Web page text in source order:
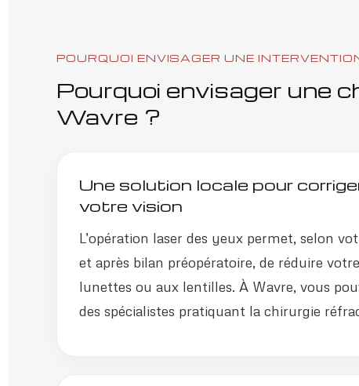
POURQUOI ENVISAGER UNE
Pourquoi envisager une
Wavre ?
Une solution locale pour
votre vision
L’opération laser des yeux permet, selon
et après bilan préopératoire, de réduire
lunettes ou aux lentilles. À Wavre, vous
des spécialistes pratiquant la chirurgie